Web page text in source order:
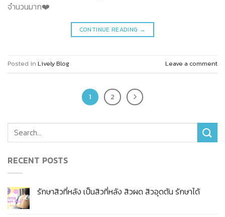
จำนวนมาก❤️
CONTINUE READING →
Posted in Lively Blog Leave a comment
1 2
RECENT POSTS
รักษาสิวที่หลัง เป็นสิวที่หลัง สิวผด สิวอุดตัน รักษาได้